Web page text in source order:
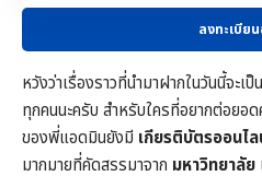
ลงทะเบีย
หวังว่าเรื่องราวที่นำมาฝากในวันนี้จะ
ทุกคนนะครับ สำหรับใครที่อยากต่อยอ
ของพี่แอดมินยังมี เกียรติบัตรออนไ
มากมายที่คัดสรรมาจาก มหาวิทยาลัย